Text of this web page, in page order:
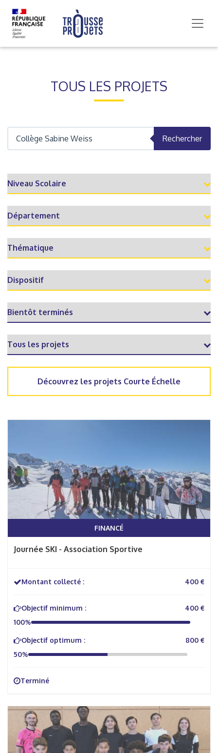
TOUS LES PROJETS
Rechercher
Découvrez les projets Courte Échelle
FINANCÉ
Journée SKI - Association Sportive
Montant collecté : 400 €
Objectif minimum :
400 €
100%
Objectif optimum :
800 €
50%
Terminé